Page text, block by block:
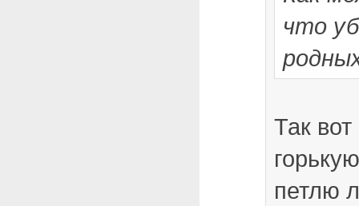
что
Так
петлю